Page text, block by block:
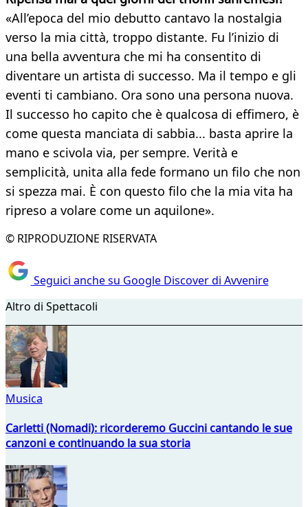
«All’epoca del mio debutto cantavo la nostalgia
verso la mia città, troppo distante. Fu l’inizio di
una bella avventura che mi ha consentito di
diventare un artista di successo. Ma il tempo e gli
eventi ti cambiano. Ora sono una persona nuova.
Il successo ho capito che è qualcosa di effimero, è
come questa manciata di sabbia... basta aprire la
mano e scivola via, per sempre. Verità e
semplicità, unita alla fede formano un filo che non
si spezza mai. È con questo filo che la mia vita ha
ripreso a volare come un aquilone».
© RIPRODUZIONE RISERVATA
Seguici anche su Google Discover di Avvenire
Altro di Spettacoli
Musica
Carletti (Nomadi): ricorderemo Guccini cantando le sue
canzoni e continuando la sua storia